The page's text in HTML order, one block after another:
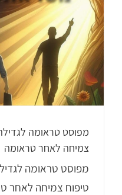
מפוסט טראומה
צמיחה לאחר טראומה
מפוסט טראומה
טיפוח צמיחה לאחר